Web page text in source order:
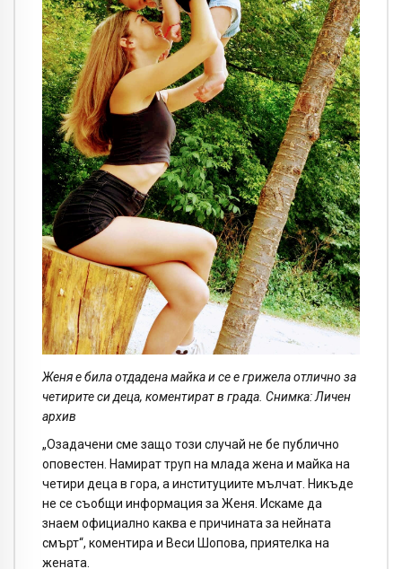
Женя е била отдадена майка и се е грижела отлично за
четирите си деца, коментират в града. Снимка: Личен
архив
„Озадачени сме защо този случай не бе публично
оповестен. Намират труп на млада жена и майка на
четири деца в гора, а институциите мълчат. Никъде
не се съобщи информация за Женя. Искаме да
знаем официално каква е причината за нейната
смърт“, коментира и Веси Шопова, приятелка на
жената.